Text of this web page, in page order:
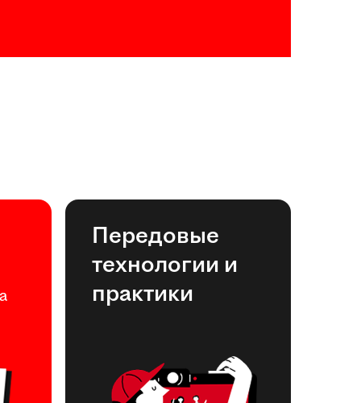
Передовые
технологии и
практики